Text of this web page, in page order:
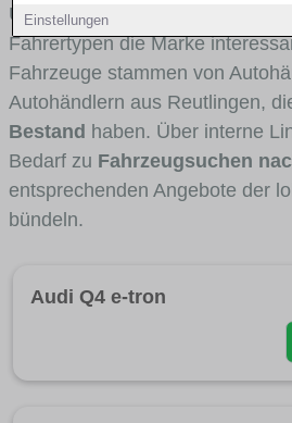
Einstellungen
Umlandverkehr zu sehen sind
Fahrertypen die Marke
Fahrzeuge stammen von
Autohändlern aus Reutlingen,
Bestand haben. Über interne
Bedarf zu Fahrzeugsuchen
entsprechenden Angebote der
bündeln.
Audi Q4 e-tron